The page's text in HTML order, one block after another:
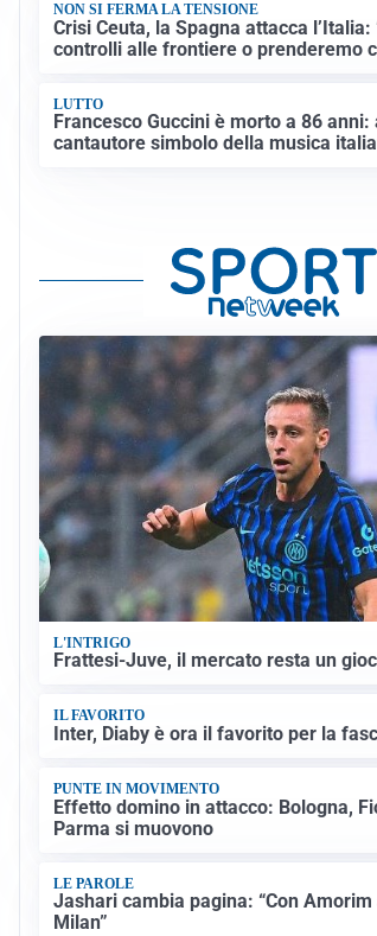
NON SI FERMA LA TENSIONE
Crisi Ceuta, la Spagna attacca l’Italia:
controlli alle frontiere o prenderemo
LUTTO
Francesco Guccini è morto a 86 anni:
cantautore simbolo della musica
L'INTRIGO
Frattesi-Juve, il mercato resta un
IL FAVORITO
Inter, Diaby è ora il favorito per la
PUNTE IN MOVIMENTO
Effetto domino in attacco: Bologna,
Parma si muovono
LE PAROLE
Jashari cambia pagina: “Con Amorim
Milan”